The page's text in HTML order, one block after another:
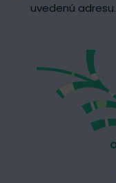
uvedenú adresu.